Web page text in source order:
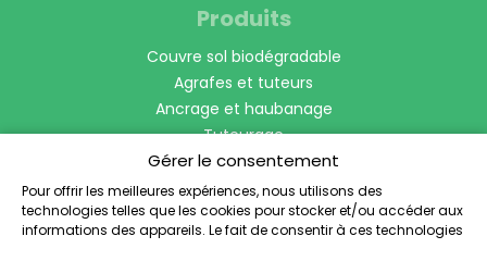
Gérer le consentement
Pour offrir les meilleures expériences, nous utilisons des
technologies telles que les cookies pour stocker et/ou accéder aux
informations des appareils. Le fait de consentir à ces technologies
Produits
Couvre sol biodégradable
Agrafes et tuteurs
Ancrage et haubanage
Tuteurage
Manchon Protection de tronc
Bordures et voliges
Anti-racines
Horticulture et Pépinière